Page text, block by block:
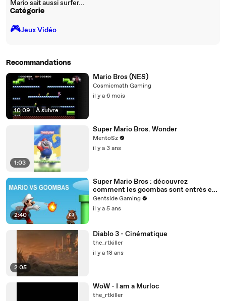
Mario sait aussi surfer...
Catégorie
🎮️Jeux Vidéo
Recommandations
10:09 | À suivre
Mario Bros (NES)
Cosmicmath Gaming
il y a 6 mois
1:03
Super Mario Bros. Wonder
MentoSz
il y a 3 ans
2:40
Super Mario Bros : découvrez
comment les goombas sont entrés en
guerre contre Mario
Gentside Gaming
il y a 5 ans
2:05
Diablo 3 - Cinématique
the_rtkiller
il y a 18 ans
WoW - I am a Murloc
the_rtkiller